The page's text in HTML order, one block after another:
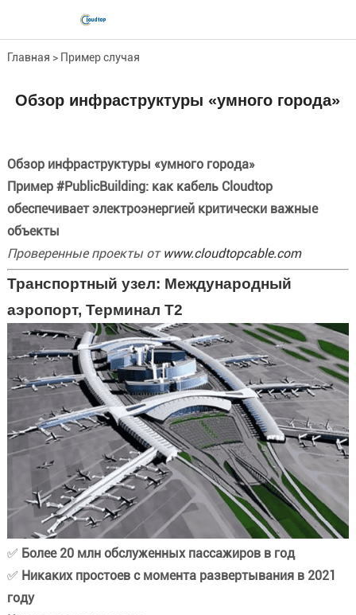
Главная > Пример случая
Обзор инфраструктуры «умного города»
Обзор инфраструктуры «умного города»
Пример #PublicBuilding: как кабель Cloudtop
обеспечивает электроэнергией критически важные
объекты
Проверенные проекты от www.cloudtopcable.com
Транспортный узел: Международный
аэропорт, Терминал T2
✅ Более 20 млн обслуженных пассажиров в год
✅ Никаких простоев с момента развертывания в 2021
году